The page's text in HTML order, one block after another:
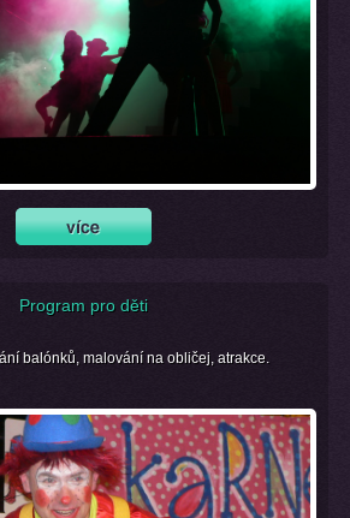
Program pro děti
balónků, malování na obličej, atrakce.